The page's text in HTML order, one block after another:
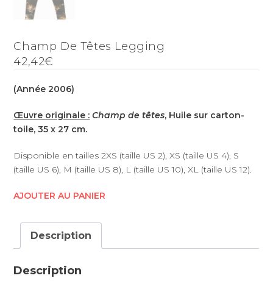
Champ De Têtes Legging
42,42€
(Année 2006)
Œuvre originale : Champ de têtes, Huile sur carton-
toile, 35 x 27 cm.
Disponible en tailles 2XS (taille US 2), XS (taille US 4), S
(taille US 6), M (taille US 8), L (taille US 10), XL (taille US 12).
AJOUTER AU PANIER
Description
Description